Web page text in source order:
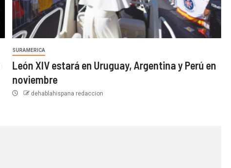
SURAMERICA
León XIV estará en Uruguay, Argentina y Perú en
noviembre
dehablahispana redaccion